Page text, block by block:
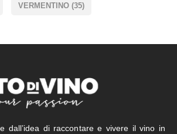
VERMENTINO (35)
dall’idea di raccontare e vivere il vino in